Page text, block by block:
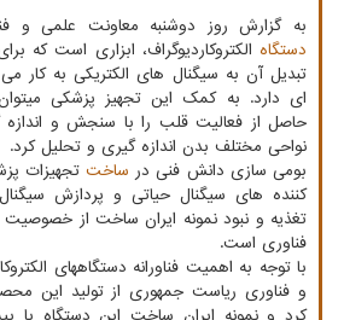
به گزارش روز دوشنبه معاونت علمی و
دستگاه الکتروکاردیوگراف، ابزاری است
تبدیل آن به سیگنال های الکتریکی به کار
ای دارد. به کمک این تجهیز پزشکی
حاصل از فعالیت قلب را با سنجش و اندازه
نواحی مختلف بدن اندازه گیری و تحلیل کرد.
بومی سازی دانش فنی در ساخت تجهیزات
کننده های سیگنال حیاتی و پردازش
تغذیه و نبود نمونه ایران ساخت از
فناوری است.
با توجه به اهمیت فناورانه دستگاههای
و فناوری ریاست جمهوری از تولید این